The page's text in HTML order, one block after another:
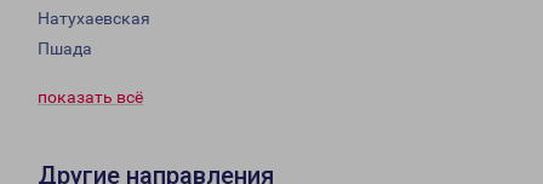
Натухаевская
Пшада
показать всё
Другие направления